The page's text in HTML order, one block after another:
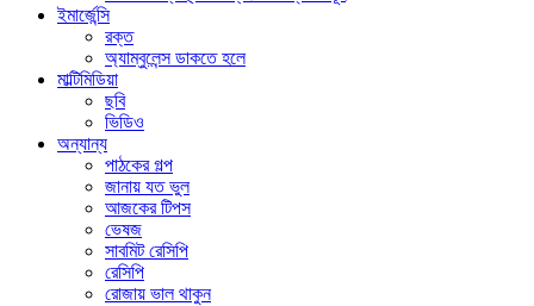
ইমার্জেন্সি
রক্ত
অ্যাম্বুলেন্স ডাকতে হলে
মাল্টিমিডিয়া
ছবি
ভিডিও
অন্যান্য
পাঠকের গল্প
জানায় যত ভুল
আজকের টিপস
ভেষজ
সাবমিট রেসিপি
রেসিপি
রোজায় ভাল থাকুন